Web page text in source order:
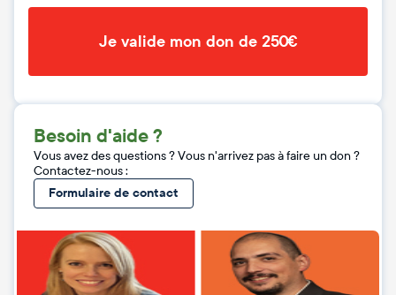
Je valide mon don de 250€
Besoin d'aide ?
Vous avez des questions ? Vous n'arrivez pas à faire un don ?
Contactez-nous :
Formulaire de contact